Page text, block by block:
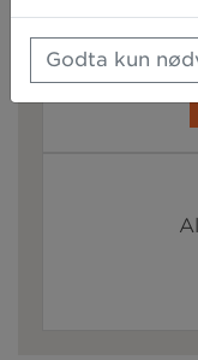
+alle
Godta kun